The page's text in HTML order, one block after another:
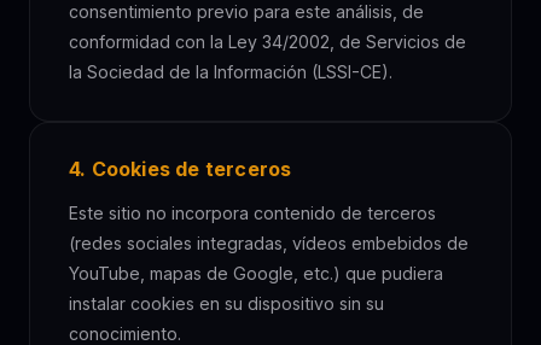
consentimiento previo para este análisis, de
conformidad con la Ley 34/2002, de Servicios de
la Sociedad de la Información (LSSI-CE).
4. Cookies de terceros
Este sitio no incorpora contenido de terceros
(redes sociales integradas, vídeos embebidos de
YouTube, mapas de Google, etc.) que pudiera
instalar cookies en su dispositivo sin su
conocimiento.